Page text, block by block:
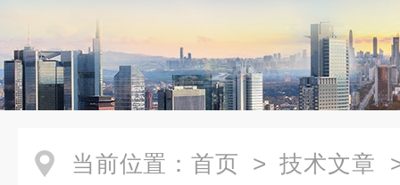
当前位置： 首页 > 技术文章